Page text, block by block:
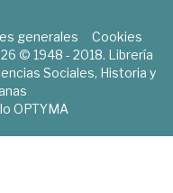
generales
Cookies
© 1948 - 2018. Librería
Sociales, Historia y
OPTYMA